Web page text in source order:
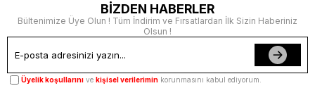
BİZDEN HABERLER
Bültenimize Üye Olun ! Tüm İndirim ve Fırsatlardan İlk Sizin Haberiniz
Olsun !
Üyelik koşullarını ve kişisel verilerimin korunmasını kabul ediyorum.